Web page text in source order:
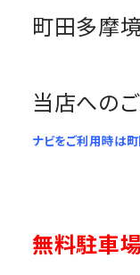
町田多摩
当店への
ナビをご利用時は
無料駐車場